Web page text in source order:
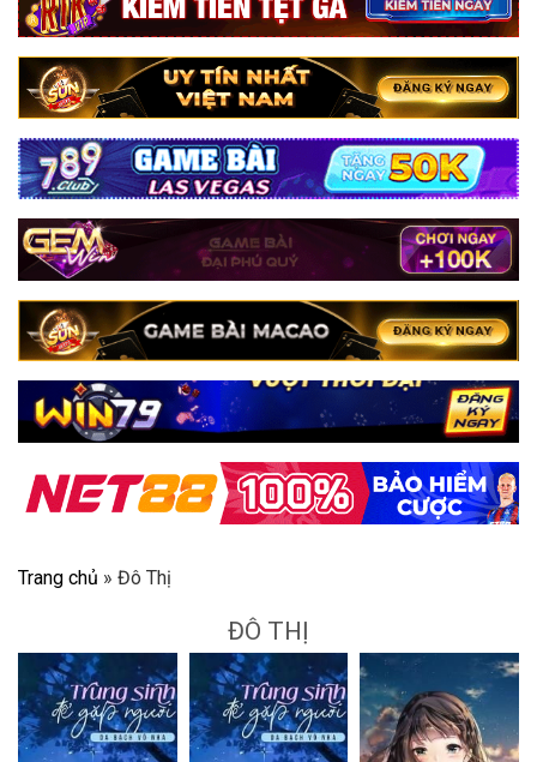
Trang chủ » Đô Thị
ĐÔ THỊ